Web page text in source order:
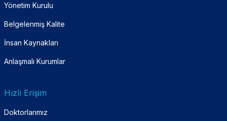
Yönetim Kurulu
Belgelenmiş Kalite
İnsan Kaynakları
Anlaşmalı Kurumlar
Hızlı Erişim
Doktorlarımız